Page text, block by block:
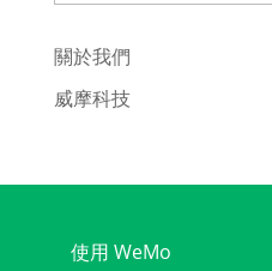
關於我們
威摩科技
使用 WeMo